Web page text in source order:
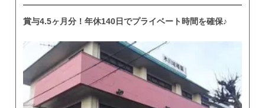
賞与4.5ヶ月分！年休140日でプライベート時間を確保♪